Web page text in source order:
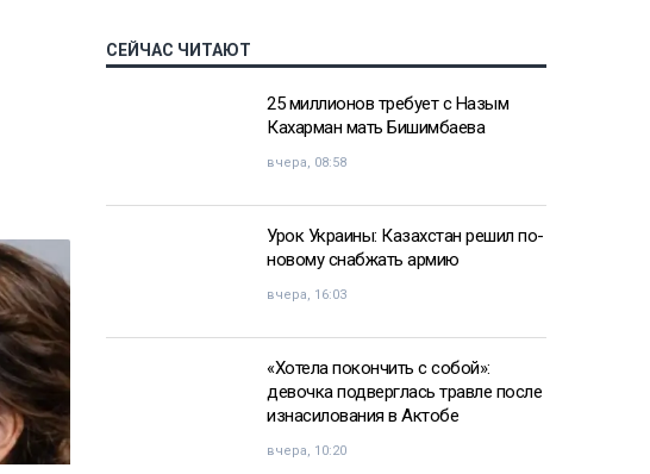
СЕЙЧАС ЧИТАЮТ
25 миллионов требует с Назым
Кахарман мать Бишимбаева
вчера, 08:58
Урок Украины: Казахстан решил по-
новому снабжать армию
вчера, 16:03
«Хотела покончить с собой»:
девочка подверглась травле после
изнасилования в Актобе
вчера, 10:20